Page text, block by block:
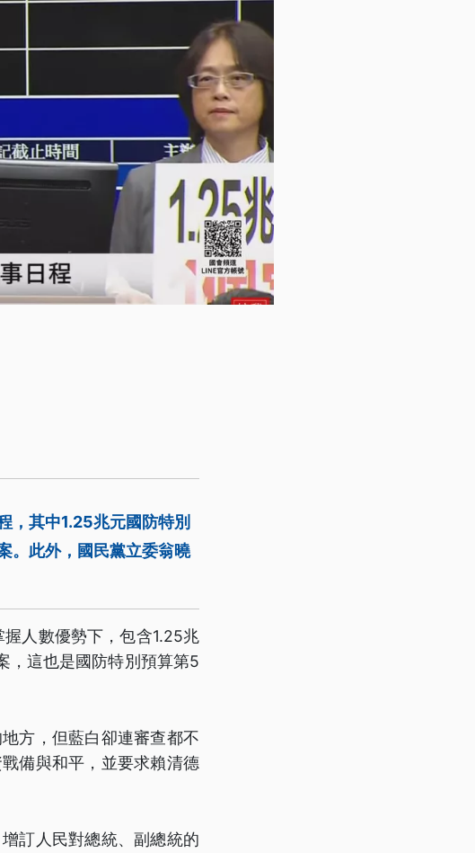
，其中1.25兆元國防特別
。此外，國民黨立委翁曉
人數優勢下，包含1.25兆
，這也是國防特別預算第5
方，但藍白卻連審查都不
備與和平，並要求賴清德
訂人民對總統、副總統的